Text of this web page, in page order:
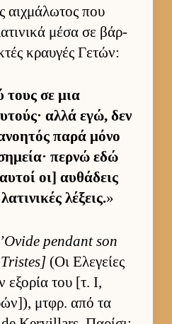
αιχ­μάλωτος που
μέσα σε βάρ­
κραυ­γές Γετών:
τους σε μια
αλλά εγώ, δεν
παρά μόνο
περνώ εδώ
οι] αυ­θάδεις
λέξεις.»
pendant son
(Οι Ελεγείες
εξορία του [τ. Ι,
μτ­φρ. από τα